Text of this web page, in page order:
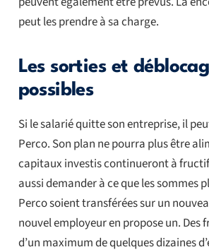
peut les prendre à sa charge.
Les sorties et
possibles
Si le salarié quitte son entreprise, il
Perco. Son plan ne pourra plus être
capitaux investis continueront à
aussi demander à ce que les sommes
Perco soient transférées sur un
nouvel employeur en propose un. Des
d’un maximum de quelques dizaines